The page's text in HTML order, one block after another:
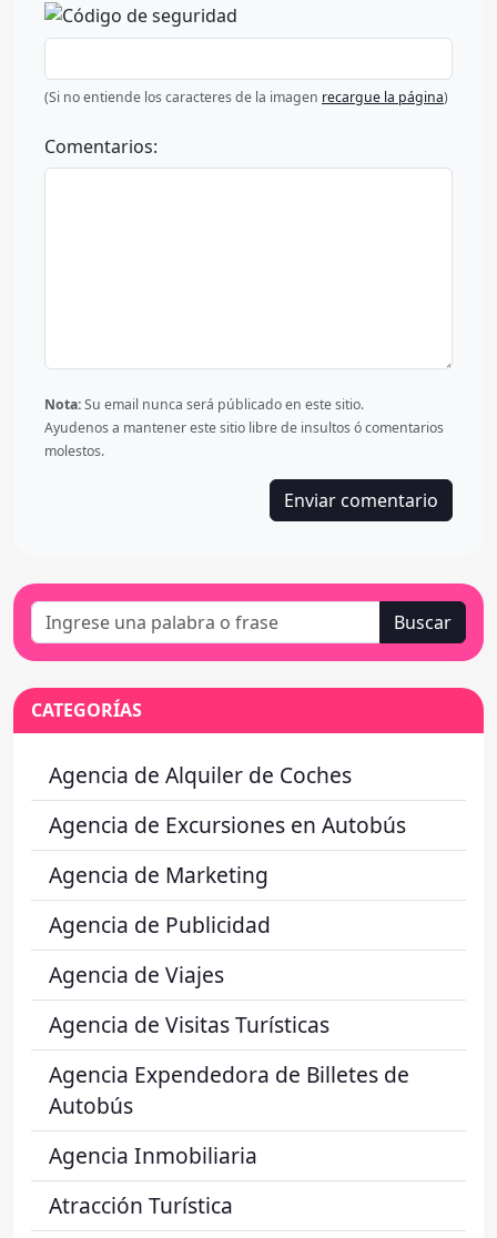
(Si no entiende los caracteres de la imagen recargue la página)
Comentarios:
Nota:Su email nunca será públicado en este sitio.
Ayudenos a mantener este sitio libre de insultos ó comentarios
molestos.
Buscar
CATEGORÍAS
Agencia de Alquiler de Coches
Agencia de Excursiones en Autobús
Agencia de Marketing
Agencia de Publicidad
Agencia de Viajes
Agencia de Visitas Turísticas
Agencia Expendedora de Billetes de
Autobús
Agencia Inmobiliaria
Atracción Turística